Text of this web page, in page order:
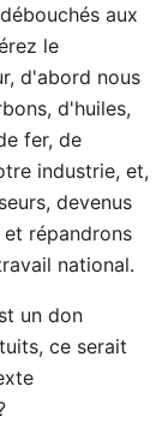
aux
le
d'abord nous
d'huiles,
fer, de
industrie, et,
devenus
répandrons
national.
un don
ce serait